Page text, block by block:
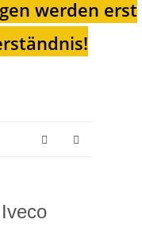
werden erst